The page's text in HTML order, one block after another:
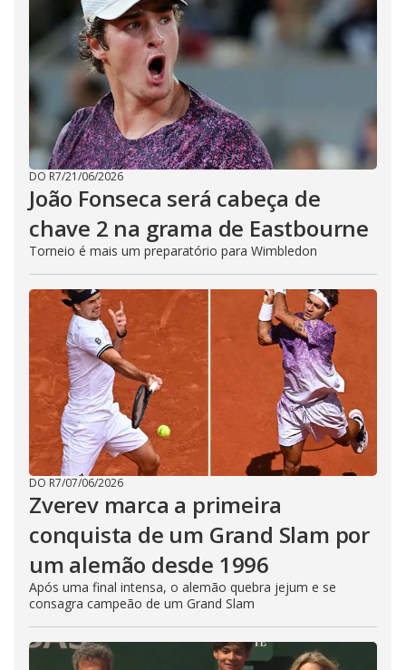
DO R7/21/06/2026
João Fonseca será cabeça de
chave 2 na grama de Eastbourne
Torneio é mais um preparatório para Wimbledon
DO R7/07/06/2026
Zverev marca a primeira
conquista de um Grand Slam por
um alemão desde 1996
Após uma final intensa, o alemão quebra jejum e se
consagra campeão de um Grand Slam